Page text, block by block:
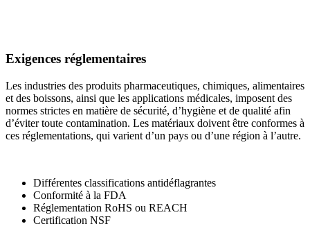
Exigences réglementaires
Les industries des produits pharmaceutiques, chimiques, alimentaires
et des boissons, ainsi que les applications médicales, imposent des
normes strictes en matière de sécurité, d’hygiène et de qualité afin
d’éviter toute contamination. Les matériaux doivent être conformes à
ces réglementations, qui varient d’un pays ou d’une région à l’autre.
Différentes classifications antidéflagrantes
Conformité à la FDA
Réglementation RoHS ou REACH
Certification NSF